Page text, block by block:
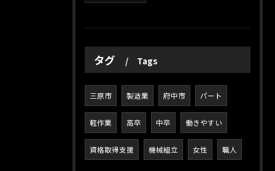
タグ Tags
三原市 製造業 府中市 パート
軽作業 高卒 中卒 働きやすい
資格取得支援 機械組立 女性 職人